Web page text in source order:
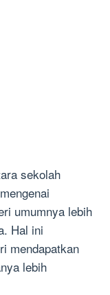
sekolah
umumnya lebih
Hal ini
mendapatkan
lebih